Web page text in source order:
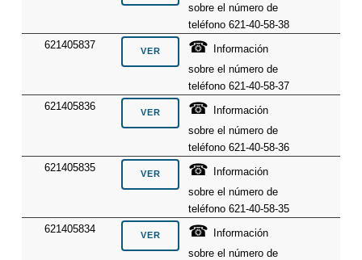
sobre el número de
teléfono 621-40-58-38
621405837
☎
Información
sobre el número de
teléfono 621-40-58-37
621405836
☎
Información
sobre el número de
teléfono 621-40-58-36
621405835
☎
Información
sobre el número de
teléfono 621-40-58-35
621405834
☎
Información
sobre el número de